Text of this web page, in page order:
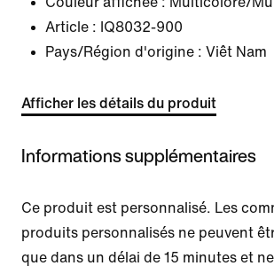
Article : IQ8032-900
Pays/Région d'origine : Viêt Nam
Afficher les détails du produit
Informations supplémentaires
Ce produit est personnalisé. Les
produits personnalisés ne peuvent
que dans un délai de 15 minutes et